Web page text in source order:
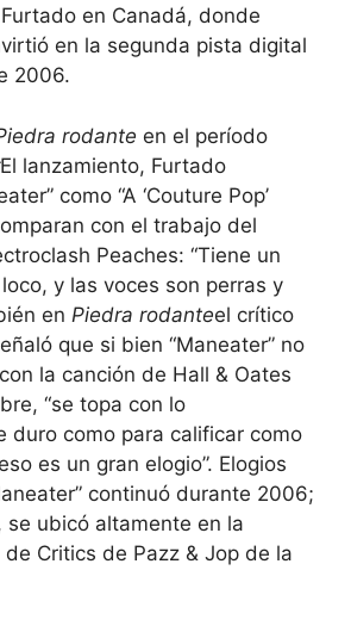
en Canadá, donde
en la segunda pista digital
2006.
rodante en el período
El lanzamiento, Furtado
como “A ‘Couture Pop’
con el trabajo del
Peaches: “Tiene un
y las voces son perras y
en Piedra rodanteel crítico
que si bien “Maneater” no
la canción de Hall & Oates
“se topa con lo
duro como para calificar como
es un gran elogio”. Elogios
continuó durante 2006;
se ubicó altamente en la
Critics de Pazz & Jop de la